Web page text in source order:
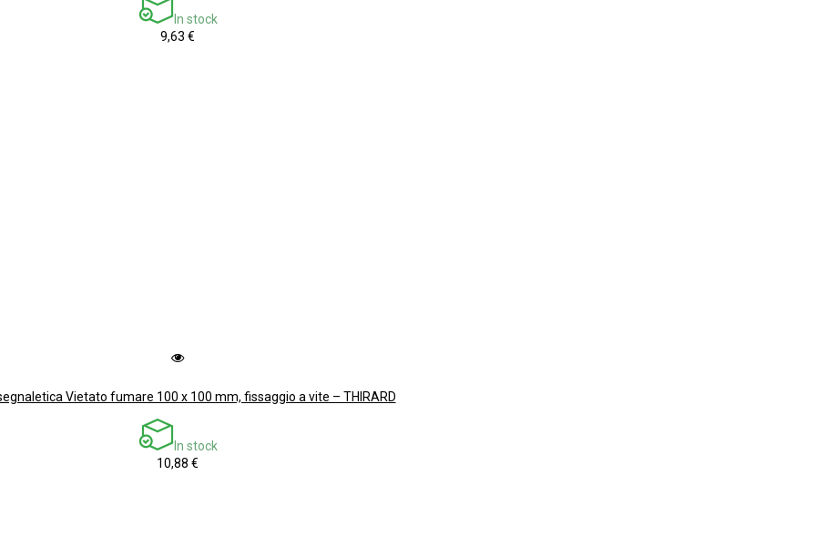
In stock
9,63 €
Vietato fumare 100 x 100 mm, fissaggio a vite – THIRARD
In stock
10,88 €